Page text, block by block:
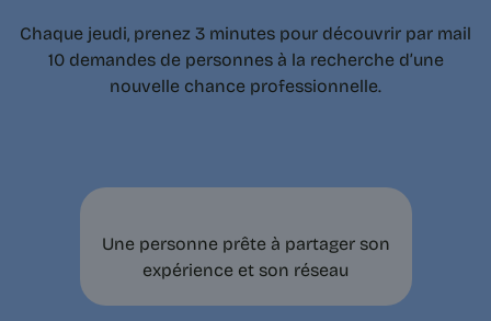
Chaque jeudi, prenez 3 minutes pour découvrir par mail
10 demandes de personnes à la recherche d’une
nouvelle chance professionnelle.
Une personne prête à partager son
expérience et son réseau